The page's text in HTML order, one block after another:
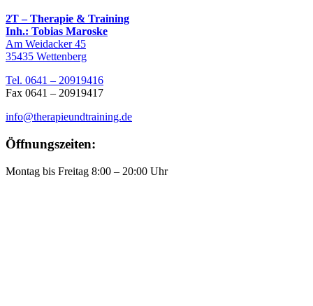
2T – Therapie & Training
Inh.: Tobias Maroske
Am Weidacker 45
35435 Wettenberg
Tel. 0641 – 20919416
Fax 0641 – 20919417
info@therapieundtraining.de
Öffnungszeiten:
Montag bis Freitag 8:00 – 20:00 Uhr